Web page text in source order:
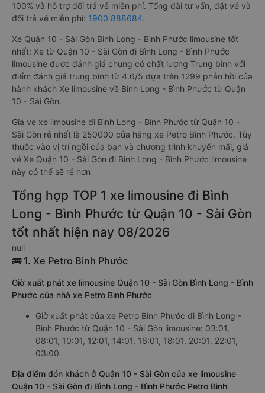
100% và hỗ trợ đổi trả vé miễn phí. Tổng đài tư vấn, đặt vé và
đổi trả vé miễn phí: 1900 888684.
Xe Quận 10 - Sài Gòn Bình Long - Bình Phước limousine tốt
nhất: Xe từ Quận 10 - Sài Gòn đi Bình Long - Bình Phước
limousine được đánh giá chung có chất lượng Trung bình với
điểm đánh giá trung bình từ 4.6/5 dựa trên 1299 phản hồi của
hành khách Xe limousine về Bình Long - Bình Phước từ Quận
10 - Sài Gòn.
Giá vé xe limousine đi Bình Long - Bình Phước từ Quận 10 -
Sài Gòn rẻ nhất là 250000 của hãng xe Petro Bình Phước. Tùy
thuộc vào vị trí ngồi của bạn và chương trình khuyến mãi, giá
vé Xe Quận 10 - Sài Gòn đi Bình Long - Bình Phước limousine
này có thể sẽ rẻ hơn
Tổng hợp TOP 1 xe limousine đi Bình
Long - Bình Phước từ Quận 10 - Sài Gòn
tốt nhất hiện nay 08/2026
null
🚌 1. Xe Petro Bình Phước
Giờ xuất phát xe limousine Quận 10 - Sài Gòn Bình Long - Bình
Phước của nhà xe Petro Bình Phước
Giờ xuất phát của xe Petro Bình Phước đi Bình Long -
Bình Phước từ Quận 10 - Sài Gòn limousine: 03:01,
08:01, 10:01, 12:01, 14:01, 16:01, 18:01, 20:01, 22:01,
03:00
Địa điểm đón khách ở Quận 10 - Sài Gòn của xe limousine
Quận 10 - Sài Gòn đi Bình Long - Bình Phước Petro Bình